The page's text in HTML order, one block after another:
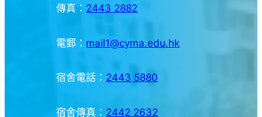
傳真： 2443 2882
電郵： mail1@cyma.edu.hk
宿舍電話： 2443 5880
宿舍傳真： 2442 2632